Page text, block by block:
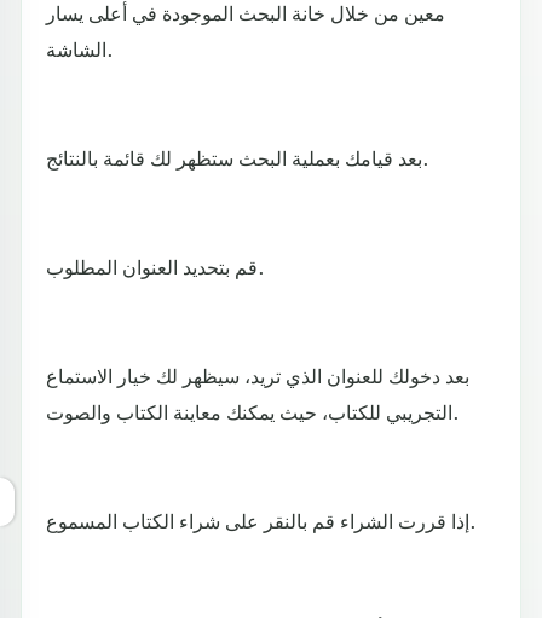
معين من خلال خانة البحث الموجودة في أعلى يسار
الشاشة.
بعد قيامك بعملية البحث ستظهر لك قائمة بالنتائج.
قم بتحديد العنوان المطلوب.
بعد دخولك للعنوان الذي تريد، سيظهر لك خيار الاستماع
التجريبي للكتاب، حيث يمكنك معاينة الكتاب والصوت.
إذا قررت الشراء قم بالنقر على شراء الكتاب المسموع.